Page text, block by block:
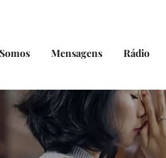
Mensagens Rádio